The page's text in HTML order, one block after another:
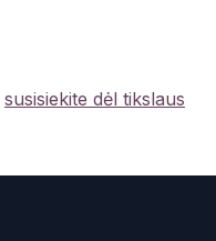
susisiekite dėl tikslaus